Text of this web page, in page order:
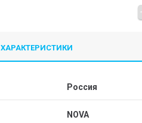
ХАРАКТЕРИСТИКИ
Россия
NOVA